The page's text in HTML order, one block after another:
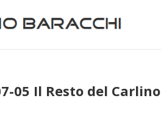
05 Il Resto del Carlino